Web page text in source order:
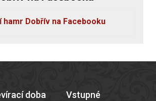
hamr Dobřív na Facebooku
doba
Vstupné